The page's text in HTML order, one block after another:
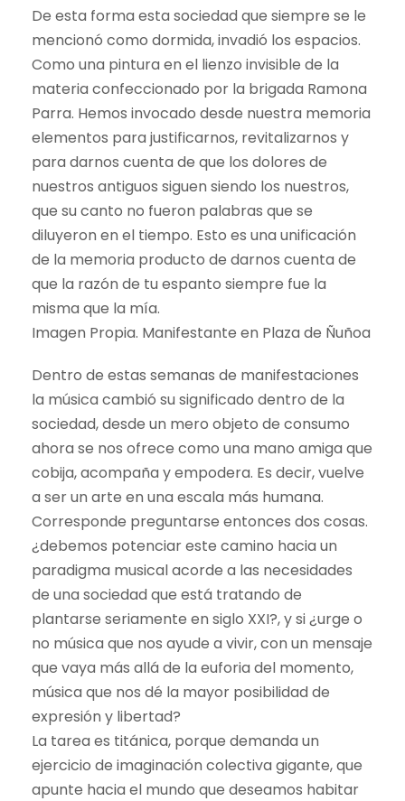
De esta forma esta sociedad que siempre se le
mencionó como dormida, invadió los espacios.
Como una pintura en el lienzo invisible de la
materia confeccionado por la brigada Ramona
Parra. Hemos invocado desde nuestra memoria
elementos para justificarnos, revitalizarnos y
para darnos cuenta de que los dolores de
nuestros antiguos siguen siendo los nuestros,
que su canto no fueron palabras que se
diluyeron en el tiempo. Esto es una unificación
de la memoria producto de darnos cuenta de
que la razón de tu espanto siempre fue la
misma que la mía.
Imagen Propia. Manifestante en Plaza de Ñuñoa
Dentro de estas semanas de manifestaciones
la música cambió su significado dentro de la
sociedad, desde un mero objeto de consumo
ahora se nos ofrece como una mano amiga que
cobija, acompaña y empodera. Es decir, vuelve
a ser un arte en una escala más humana.
Corresponde preguntarse entonces dos cosas.
¿debemos potenciar este camino hacia un
paradigma musical acorde a las necesidades
de una sociedad que está tratando de
plantarse seriamente en siglo XXI?, y si ¿urge o
no música que nos ayude a vivir, con un mensaje
que vaya más allá de la euforia del momento,
música que nos dé la mayor posibilidad de
expresión y libertad?
La tarea es titánica, porque demanda un
ejercicio de imaginación colectiva gigante, que
apunte hacia el mundo que deseamos habitar